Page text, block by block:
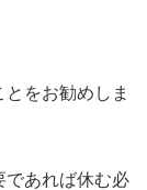
をお勧めしま
であれば休む必